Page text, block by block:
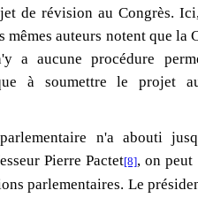
de révision au Congrès.
auteurs notent que la
a aucune procédure
à soumettre le projet
n'a abouti
Pierre Pactet[8], on peut
parlementaires. Le